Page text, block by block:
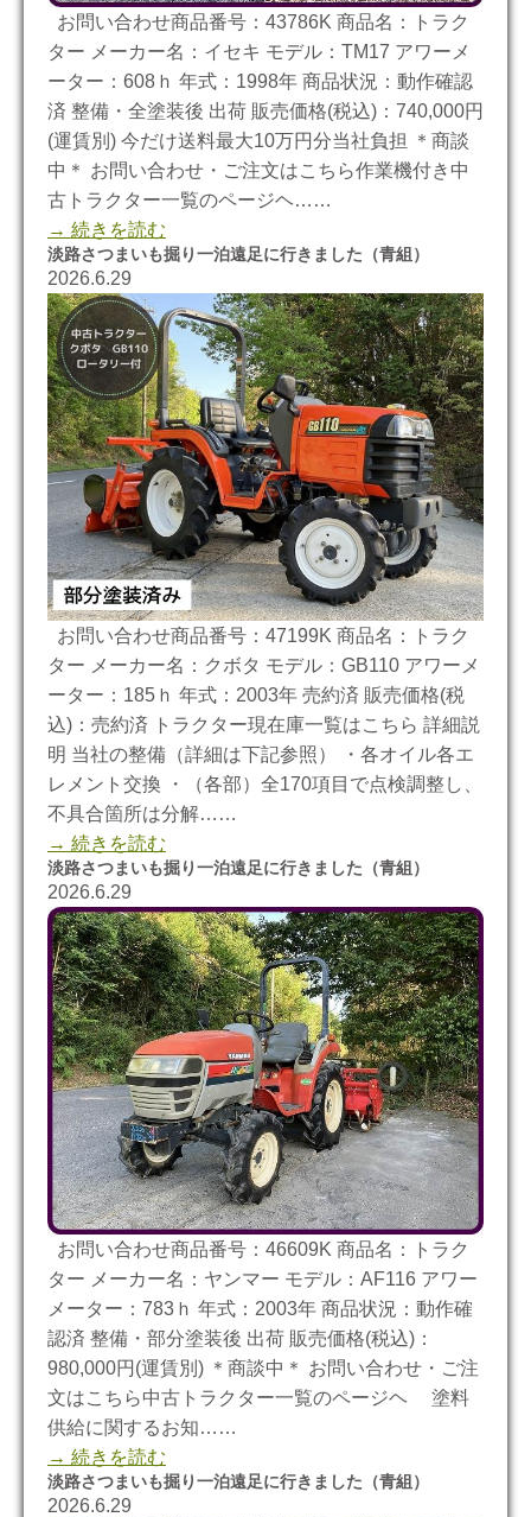
お問い合わせ商品番号：43786K 商品名：トラク
ター メーカー名：イセキ モデル：TM17 アワーメ
ーター：608ｈ 年式：1998年 商品状況：動作確認
済 整備・全塗装後 出荷 販売価格(税込)：740,000円
(運賃別) 今だけ送料最大10万円分当社負担 ＊商談
中＊ お問い合わせ・ご注文はこちら作業機付き中
古トラクター一覧のページヘ……
→ 続きを読む
淡路さつまいも掘り一泊遠足に行きました（青組）
2026.6.29
お問い合わせ商品番号：47199K 商品名：トラク
ター メーカー名：クボタ モデル：GB110 アワーメ
ーター：185ｈ 年式：2003年 売約済 販売価格(税
込)：売約済 トラクター現在庫一覧はこちら 詳細説
明 当社の整備（詳細は下記参照） ・各オイル各エ
レメント交換 ・（各部）全170項目で点検調整し、
不具合箇所は分解……
→ 続きを読む
淡路さつまいも掘り一泊遠足に行きました（青組）
2026.6.29
お問い合わせ商品番号：46609K 商品名：トラク
ター メーカー名：ヤンマー モデル：AF116 アワー
メーター：783ｈ 年式：2003年 商品状況：動作確
認済 整備・部分塗装後 出荷 販売価格(税込)：
980,000円(運賃別) ＊商談中＊ お問い合わせ・ご注
文はこちら中古トラクター一覧のページヘ 塗料
供給に関するお知……
→ 続きを読む
淡路さつまいも掘り一泊遠足に行きました（青組）
2026.6.29